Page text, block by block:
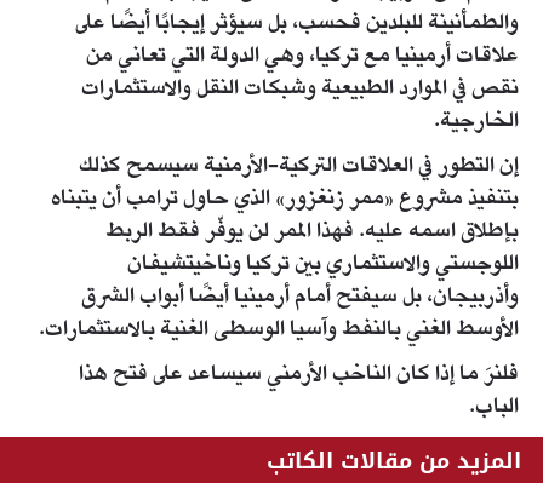
والطمأنينة للبلدين فحسب، بل سيؤثر إيجابًا أيضًا على
علاقات أرمينيا مع تركيا، وهي الدولة التي تعاني من
نقص في الموارد الطبيعية وشبكات النقل والاستثمارات
الخارجية.
إن التطور في العلاقات التركية-الأرمنية سيسمح كذلك
بتنفيذ مشروع «ممر زنغزور» الذي حاول ترامب أن يتبناه
بإطلاق اسمه عليه. فهذا الممر لن يوفّر فقط الربط
اللوجستي والاستثماري بين تركيا وناخيتشيفان
وأذربيجان، بل سيفتح أمام أرمينيا أيضًا أبواب الشرق
الأوسط الغني بالنفط وآسيا الوسطى الغنية بالاستثمارات.
فلنرَ ما إذا كان الناخب الأرمني سيساعد على فتح هذا
الباب.
المزيد من مقالات الكاتب